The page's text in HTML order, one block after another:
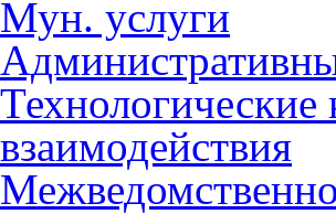
Мун. услуги
взаимодействия